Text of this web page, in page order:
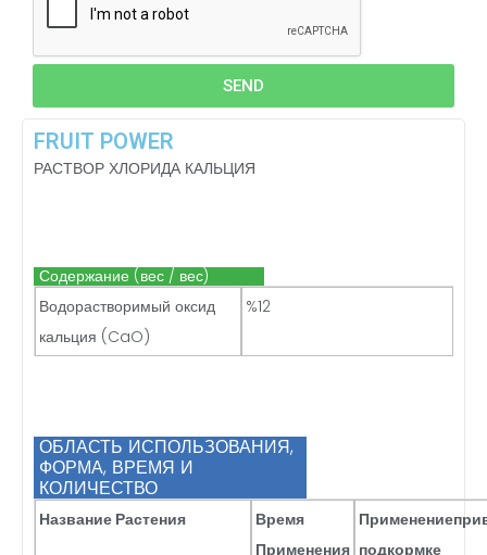
SEND
FRUIT POWER
РАСТВОР ХЛОРИДА КАЛЬЦИЯ
Содержание (вес / вес)
Водорастворимый оксид
кальция (CaO)
%12
ОБЛАСТЬ ИСПОЛЬЗОВАНИЯ,
ФОРМА, ВРЕМЯ И
КОЛИЧЕСТВО
Название Растения
Время
Применения
Применениепри
подкормке